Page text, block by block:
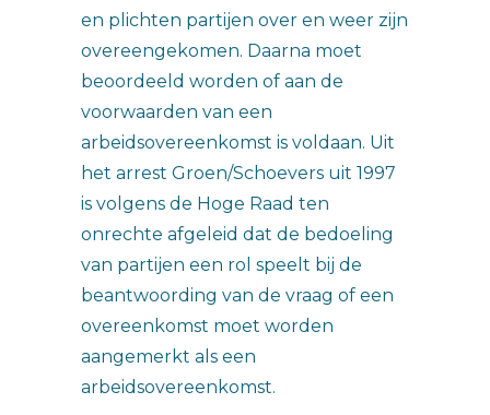
en plichten partijen over en weer zijn
overeengekomen. Daarna moet
beoordeeld worden of aan de
voorwaarden van een
arbeidsovereenkomst is voldaan. Uit
het arrest Groen/Schoevers uit 1997
is volgens de Hoge Raad ten
onrechte afgeleid dat de bedoeling
van partijen een rol speelt bij de
beantwoording van de vraag of een
overeenkomst moet worden
aangemerkt als een
arbeidsovereenkomst.